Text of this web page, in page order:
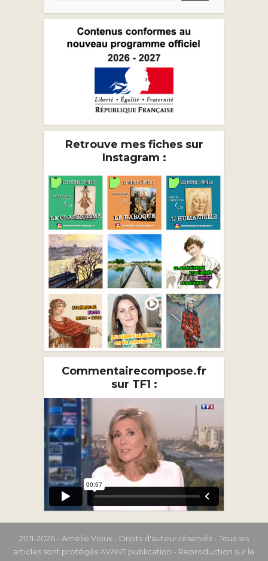
Retrouve mes fiches sur
Instagram :
Commentairecompose.fr
sur TF1 :
2011-2026 - Amélie Vioux - Droits d'auteur réservés - Tous les
articles sont protégés AVANT publication - Reproduction sur le